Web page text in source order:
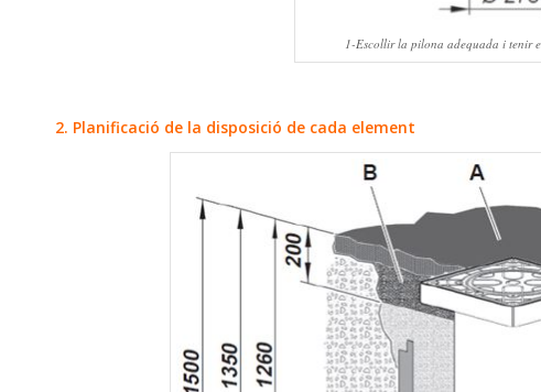
1-Escollir la pilona adequada i tenir
2. Planificació de la disposició de cada element